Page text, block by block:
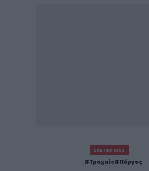
ΣΧΕΤΙΚΆ TAGS
Τροχαίο Πύργος